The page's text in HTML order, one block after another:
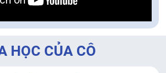
HỌC CỦA CÔ